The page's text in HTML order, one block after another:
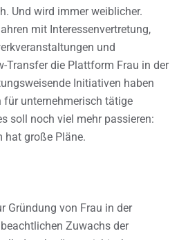
Und wird immer weiblicher.
mit Interessenvertretung,
und
Transfer die Plattform Frau in der
Initiativen haben
für unternehmerisch tätige
soll noch viel mehr passieren:
hat große Pläne.
Gründung von Frau in der
Zuwachs der